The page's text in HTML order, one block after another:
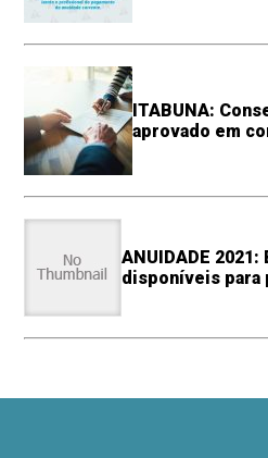
ITABUNA:
aprovado em
ANUIDADE
disponíveis para